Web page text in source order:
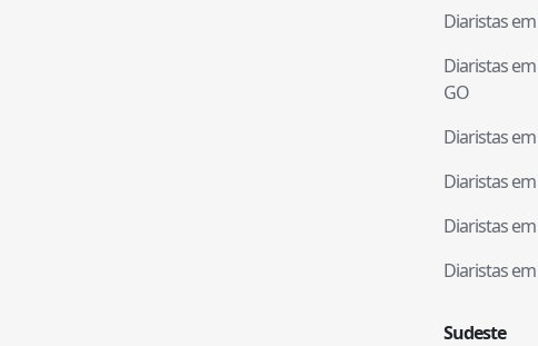
Diaristas em
Diaristas em
GO
Diaristas em
Diaristas em
Diaristas em
Diaristas em
Sudeste